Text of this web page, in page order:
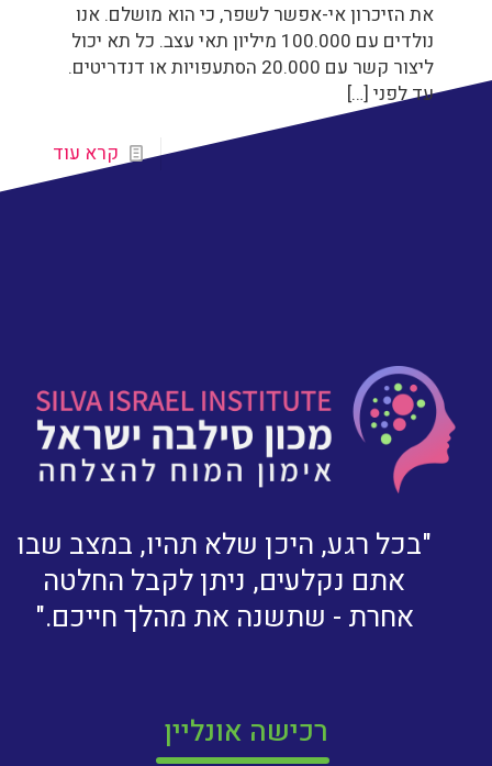
את הזיכרון אי-אפשר לשפר, כי הוא מושלם. אנו
נולדים עם 100.000 מיליון תאי עצב. כל תא יכול
ליצור קשר עם 20.000 הסתעפויות או דנדריטים.
עד לפני […]
קרא עוד
"בכל רגע, היכן שלא תהיו, במצב שבו
אתם נקלעים, ניתן לקבל החלטה
אחרת - שתשנה את מהלך חייכם."
רכישה אונליין